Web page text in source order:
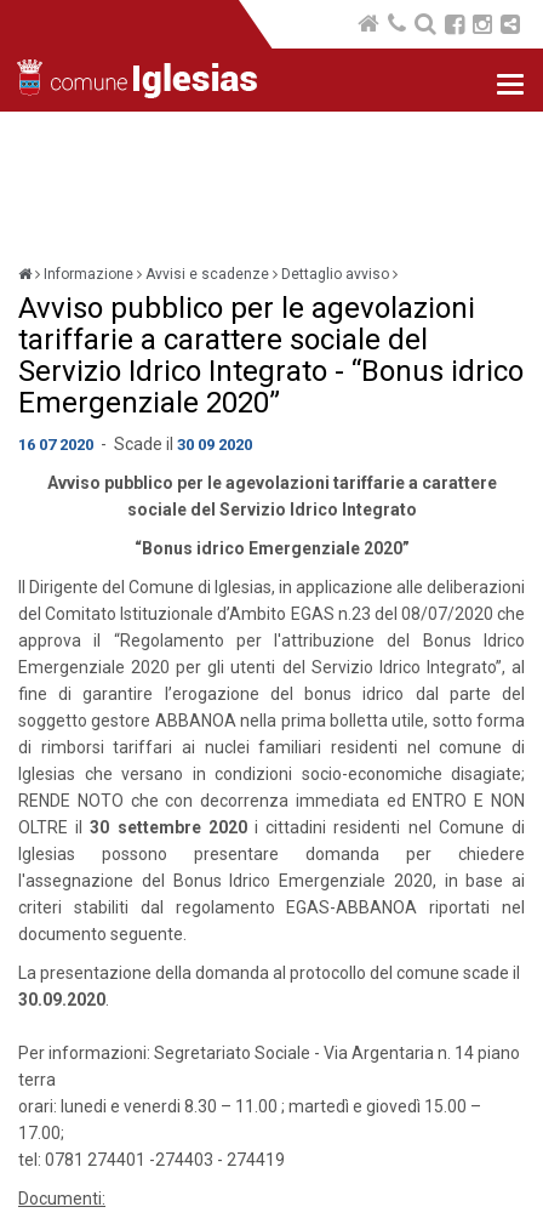
Informazione Avvisi e scadenze Dettaglio avviso
Avviso pubblico per le agevolazioni
tariffarie a carattere sociale del
Servizio Idrico Integrato - “Bonus idrico
Emergenziale 2020”
16 07 2020 - Scade il 30 09 2020
Avviso pubblico per le agevolazioni tariffarie a carattere
sociale del Servizio Idrico Integrato
“Bonus idrico Emergenziale 2020”
Il Dirigente del Comune di Iglesias, in applicazione alle deliberazioni
del Comitato Istituzionale d’Ambito EGAS n.23 del 08/07/2020 che
approva il “Regolamento per l'attribuzione del Bonus Idrico
Emergenziale 2020 per gli utenti del Servizio Idrico Integrato”, al
fine di garantire l’erogazione del bonus idrico dal parte del
soggetto gestore ABBANOA nella prima bolletta utile, sotto forma
di rimborsi tariffari ai nuclei familiari residenti nel comune di
Iglesias che versano in condizioni socio-economiche disagiate;
RENDE NOTO che con decorrenza immediata ed ENTRO E NON
OLTRE il30 settembre 2020i cittadini residenti nel Comune di
Iglesias possono presentare domanda per chiedere
l'assegnazione del Bonus Idrico Emergenziale 2020, in base ai
criteri stabiliti dal regolamento EGAS-ABBANOA riportati nel
documento seguente.
La presentazione della domanda al protocollo del comune scade il
30.09.2020
Per informazioni: Segretariato Sociale - Via Argentaria n. 14 piano
terra
orari: lunedi e venerdi 8.30 – 11.00 ; martedì e giovedì 15.00 –
17.00;
tel: 0781 274401 -274403 - 274419
Documenti: